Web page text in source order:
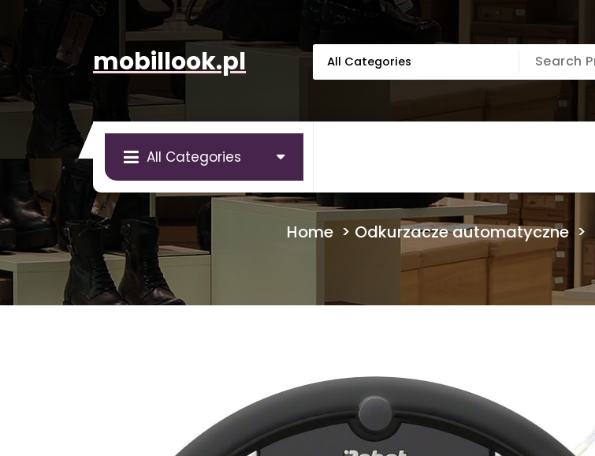
mobillook.pl
All Categories
Home > Odkurzacze automatyczne >